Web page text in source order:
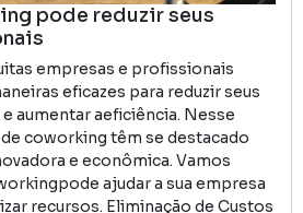
pode reduzir seus
empresas e profissionais
eficazes para reduzir seus
aumentar aeficiência. Nesse
coworking têm se destacado
e econômica. Vamos
ajudar a sua empresa
recursos. Eliminação de Custos